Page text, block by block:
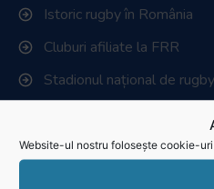
Website-ul nostru folosește cookie-
Istoric rugby în România
Cluburi afiliate la FRR
Stadionul național de rugby
Info - Anunțuri